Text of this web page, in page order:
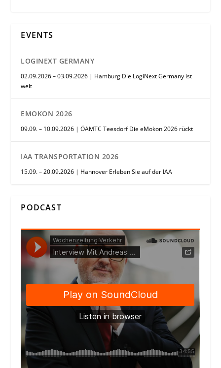
EVENTS
LOGINEXT GERMANY
02.09.2026 – 03.09.2026 | Hamburg Die LogiNext Germany ist
weit
EMOKON 2026
09.09. – 10.09.2026 | ÖAMTC Teesdorf Die eMokon 2026 rückt
IAA TRANSPORTATION 2026
15.09. – 20.09.2026 | Hannover Erleben Sie auf der IAA
PODCAST